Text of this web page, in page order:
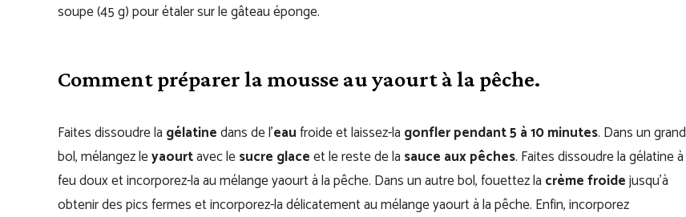
soupe (45 g) pour étaler sur le gâteau éponge.
Comment préparer la mousse au yaourt à la pêche.
Faites dissoudre la gélatinedans de l’eaufroide et laissez-la gonfler pendant 5 à 10 minutes. Dans un grand
bol, mélangez leyaourtavec lesucre glaceet le reste de la sauce aux pêches. Faites dissoudre la gélatine à
feu doux et incorporez-la au mélange yaourt à la pêche. Dans un autre bol, fouettez la crème froidejusqu’à
obtenir des pics fermes et incorporez-la délicatement au mélange yaourt à la pêche. Enfin, incorporez